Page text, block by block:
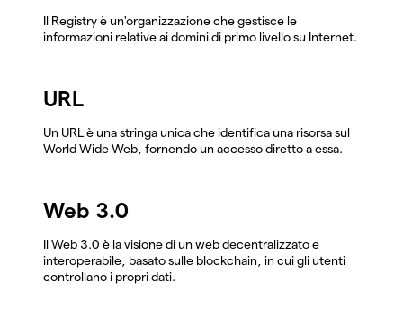
Il Registry è un'organizzazione che gestisce le
informazioni relative ai domini di primo livello su Internet.
URL
Un URL è una stringa unica che identifica una risorsa sul
World Wide Web, fornendo un accesso diretto a essa.
Web 3.0
Il Web 3.0 è la visione di un web decentralizzato e
interoperabile, basato sulle blockchain, in cui gli utenti
controllano i propri dati.